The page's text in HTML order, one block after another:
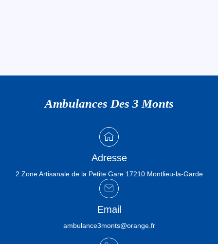
Ambulances Des 3 Monts
Adresse
2 Zone Artisanale de la Petite Gare 17210 Montlieu-la-Garde
Email
ambulance3monts@orange.fr